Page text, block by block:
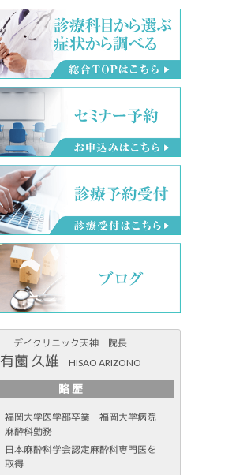
デイクリニック天神 院長
有薗 久雄 HISAO ARIZONO
略 歴
福岡大学医学部卒業 福岡大学病院
麻酔科勤務
日本麻酔科学会認定麻酔科専門医を
取得